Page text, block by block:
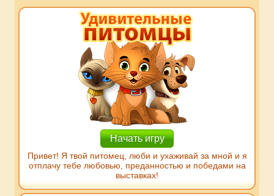
Начать игру
Привет! Я твой питомец, люби и ухаживай за мной и я
отплачу тебе любовью, преданностью и победами на
выставках!